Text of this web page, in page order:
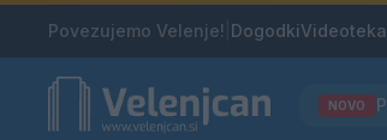
Povezujemo Velenje! DogodkiVideoteka
NOVO